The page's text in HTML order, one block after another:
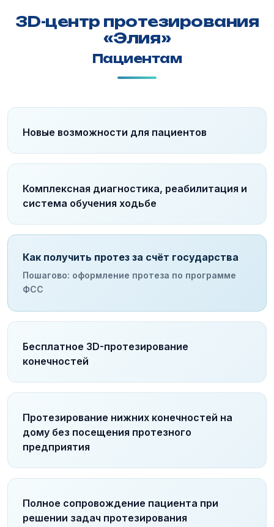
3D-центр протезирования
«Элия»
Пациентам
Новые возможности для пациентов
Комплексная диагностика, реабилитация и
система обучения ходьбе
Как получить протез за счёт государства
Пошагово: оформление протеза по программе
ФСС
Бесплатное 3D-протезирование
конечностей
Протезирование нижних конечностей на
дому без посещения протезного
предприятия
Полное сопровождение пациента при
решении задач протезирования